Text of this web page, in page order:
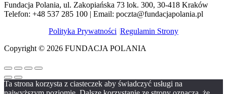
Fundacja Polania, ul. Zakopiańska 73 lok. 300, 30-418 Kraków
Telefon: +48 537 285 100 | Email: poczta@fundacjapolania.pl
Polityka Prywatności |Regulamin Strony
Copyright © 2026 FUNDACJA POLANIA
Ta strona korzysta z ciasteczek aby świadczyć usługi na